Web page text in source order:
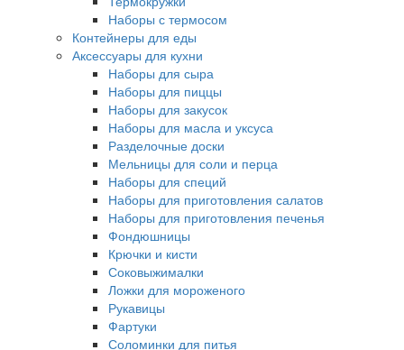
Наборы с термосом
Контейнеры для еды
Аксессуары для кухни
Наборы для сыра
Наборы для пиццы
Наборы для закусок
Наборы для масла и уксуса
Разделочные доски
Мельницы для соли и перца
Наборы для специй
Наборы для приготовления салатов
Наборы для приготовления печенья
Фондюшницы
Крючки и кисти
Соковыжималки
Ложки для мороженого
Рукавицы
Фартуки
Соломинки для питья